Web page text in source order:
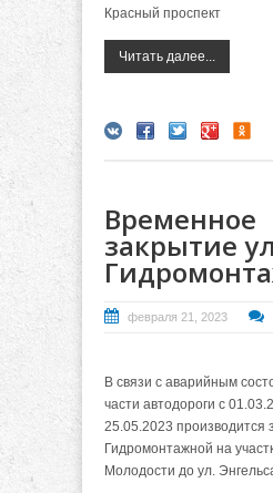
Красный проспект
Читать далее...
Временное
закрытие
февраля 21, 2023
В связи с аварийным
части автодороги с
25.05.2023 производится
Гидромонтажной на
Молодости до ул.